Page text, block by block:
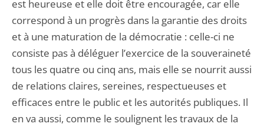
est heureuse et elle doit être encouragée, car elle
correspond à un progrès dans la garantie des droits
et à une maturation de la démocratie : celle-ci ne
consiste pas à déléguer l’exercice de la souveraineté
tous les quatre ou cinq ans, mais elle se nourrit aussi
de relations claires, sereines, respectueuses et
efficaces entre le public et les autorités publiques. Il
en va aussi, comme le soulignent les travaux de la